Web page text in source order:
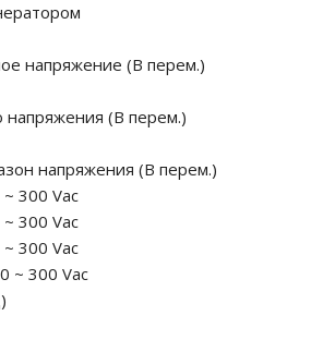
напряжение (В перем.)
напряжения (В перем.)
напряжения (В перем.)
~ 300 Vac
~ 300 Vac
~ 300 Vac
~ 300 Vac
)